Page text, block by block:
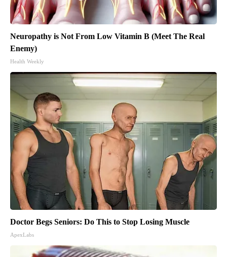
Neuropathy is Not From Low Vitamin B (Meet The Real
Enemy)
Health Weekly
Doctor Begs Seniors: Do This to Stop Losing Muscle
ApexLabs